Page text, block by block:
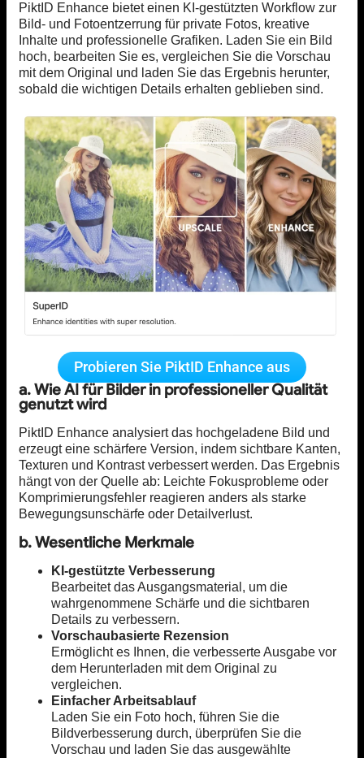
PiktID Enhance bietet einen KI-gestützten Workflow zur
Bild- und Fotoentzerrung für private Fotos, kreative
Inhalte und professionelle Grafiken. Laden Sie ein Bild
hoch, bearbeiten Sie es, vergleichen Sie die Vorschau
mit dem Original und laden Sie das Ergebnis herunter,
sobald die wichtigen Details erhalten geblieben sind.
Probieren Sie PiktID Enhance aus
a. Wie AI für Bilder in professioneller Qualität
genutzt wird
PiktID Enhance analysiert das hochgeladene Bild und
erzeugt eine schärfere Version, indem sichtbare Kanten,
Texturen und Kontrast verbessert werden. Das Ergebnis
hängt von der Quelle ab: Leichte Fokusprobleme oder
Komprimierungsfehler reagieren anders als starke
Bewegungsunschärfe oder Detailverlust.
b. Wesentliche Merkmale
KI-gestützte Verbesserung
Bearbeitet das Ausgangsmaterial, um die
wahrgenommene Schärfe und die sichtbaren
Details zu verbessern.
Vorschaubasierte Rezension
Ermöglicht es Ihnen, die verbesserte Ausgabe vor
dem Herunterladen mit dem Original zu
vergleichen.
Einfacher Arbeitsablauf
Laden Sie ein Foto hoch, führen Sie die
Bildverbesserung durch, überprüfen Sie die
Vorschau und laden Sie das ausgewählte